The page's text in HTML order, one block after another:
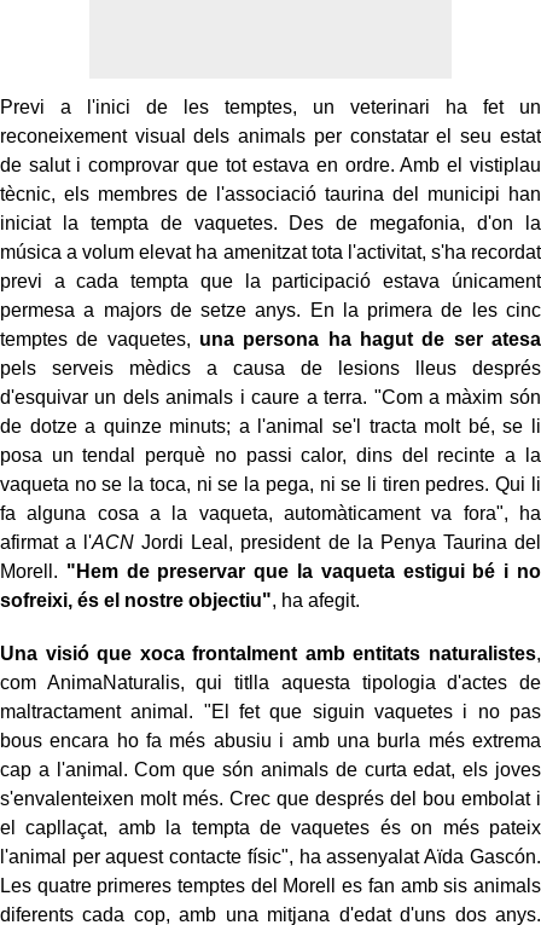
Previ a l'inici de les temptes, un veterinari ha fet un
reconeixement visual dels animals per constatar el seu estat
de salut i comprovar que tot estava en ordre. Amb el vistiplau
tècnic, els membres de l'associació taurina del municipi han
iniciat la tempta de vaquetes. Des de megafonia, d'on la
música a volum elevat ha amenitzat tota l'activitat, s'ha recordat
previ a cada tempta que la participació estava únicament
permesa a majors de setze anys. En la primera de les cinc
temptes de vaquetes, una persona ha hagut de ser atesa
pels serveis mèdics a causa de lesions lleus després
d'esquivar un dels animals i caure a terra. "Com a màxim són
de dotze a quinze minuts; a l'animal se'l tracta molt bé, se li
posa un tendal perquè no passi calor, dins del recinte a la
vaqueta no se la toca, ni se la pega, ni se li tiren pedres. Qui li
fa alguna cosa a la vaqueta, automàticament va fora", ha
afirmat a l'ACN Jordi Leal, president de la Penya Taurina del
Morell. "Hem de preservar que la vaqueta estigui bé i no
sofreixi, és el nostre objectiu", ha afegit.
Una visió que xoca frontalment amb entitats naturalistes,
com AnimaNaturalis, qui titlla aquesta tipologia d'actes de
maltractament animal. "El fet que siguin vaquetes i no pas
bous encara ho fa més abusiu i amb una burla més extrema
cap a l'animal. Com que són animals de curta edat, els joves
s'envalenteixen molt més. Crec que després del bou embolat i
el capllaçat, amb la tempta de vaquetes és on més pateix
l'animal per aquest contacte físic", ha assenyalat Aïda Gascón.
Les quatre primeres temptes del Morell es fan amb sis animals
diferents cada cop, amb una mitjana d'edat d'uns dos anys.